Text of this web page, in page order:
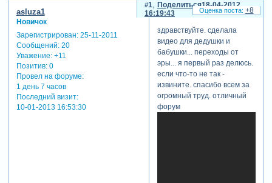
Поделиться
1
18-04-2012
16:19:43
asluza1
Новичок
Зарегистрирован: 25-11-2011
Сообщений:20
Уважение: +11
Позитив: 0
Провел на форуме:
1 день 7 часов
Последний визит:
10-01-2013 16:53:30
здравствуйте. сделала
видео для дедушки и
бабушки... переходы от
эры... я первый раз делюсь.
если что-то не так -
извините. спасибо всем за
огромный труд. отличный
форум
+8